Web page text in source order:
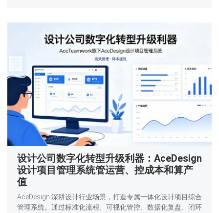
设计公司数字化转型升级利器：AceDesign
设计项目管理系统管运营、控成本和算产
值
AceDesign 深耕设计行业场景，打造专属一体化设计项目综合
管理系统。通过标准化流程、可视化管控、数据化复盘、闭环